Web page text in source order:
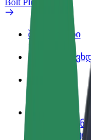
Bolt Plus
შეღავათები
როგორ
გახდი
იმუშავე